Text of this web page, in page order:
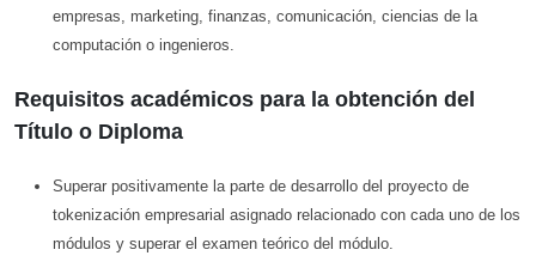
empresas, marketing, finanzas, comunicación, ciencias de la
computación o ingenieros.
Requisitos académicos para la obtención del
Título o Diploma
Superar positivamente la parte de desarrollo del proyecto de
tokenización empresarial asignado relacionado con cada uno de los
módulos y superar el examen teórico del módulo.